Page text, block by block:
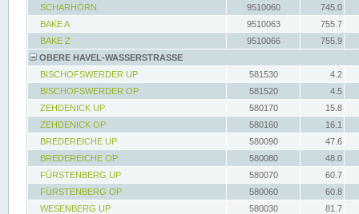
SCHARHÖRN
9510060
745.0
BAKE A
9510063
755.7
BAKE Z
9510066
755.9
OBERE HAVEL-WASSERSTRASSE
BISCHOFSWERDER UP
581530
4.2
BISCHOFSWERDER OP
581520
4.5
ZEHDENICK UP
580170
15.8
ZEHDENICK OP
580160
16.1
BREDEREICHE UP
580090
47.6
BREDEREICHE OP
580080
48.0
FÜRSTENBERG UP
580070
60.7
FÜRSTENBERG OP
580060
60.8
WESENBERG UP
580030
81.7